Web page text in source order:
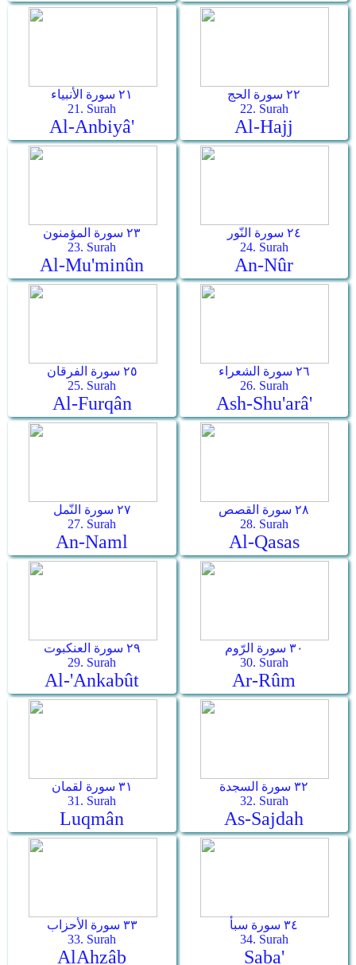
٢١ سورة الأنبياء
21. Surah
Al-Anbiyâ'
٢٢ سورة الحج
22. Surah
Al-Hajj
٢٣ سورة المؤمنون
23. Surah
Al-Mu'minûn
٢٤ سورة النّور
24. Surah
An-Nûr
٢٥ سورة الفرقان
25. Surah
Al-Furqân
٢٦ سورة الشعراء
26. Surah
Ash-Shu'arâ'
٢٧ سورة النّمل
27. Surah
An-Naml
٢٨ سورة القصص
28. Surah
Al-Qasas
٢٩ سورة العنكبوت
29. Surah
Al-'Ankabût
٣٠ سورة الرّوم
30. Surah
Ar-­Rûm
٣١ سورة لقمان
31. Surah
Luqmân
٣٢ سورة السجدة
32. Surah
As-­Sajdah
٣٣ سورة الأحزاب
33. Surah
Al­Ahzâb
٣٤ سورة سبأ
34. Surah
Saba'